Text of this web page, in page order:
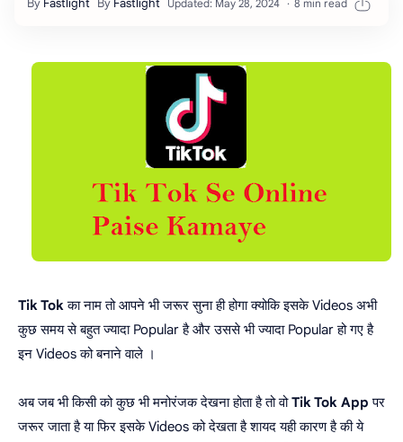
8 min read
Tik Tokका नाम तो आपने भी जरूर सुना ही होगा क्योकि इसके Videos अभी
कुछ समय से बहुत ज्यादा Popular है और उससे भी ज्यादा Popular हो गए है
इन Videos को बनाने वाले ।
अब जब भी किसी को कुछ भी मनोरंजक देखना होता है तो वोTik Tok App पर
जरूर जाता है या फिर इसके Videos को देखता है शायद यही कारण है की ये